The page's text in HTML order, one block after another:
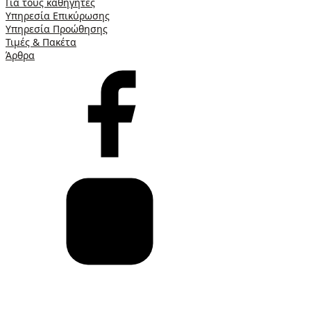
Υπηρεσία Επικύρωσης
Υπηρεσία Προώθησης
Τιμές & Πακέτα
Άρθρα